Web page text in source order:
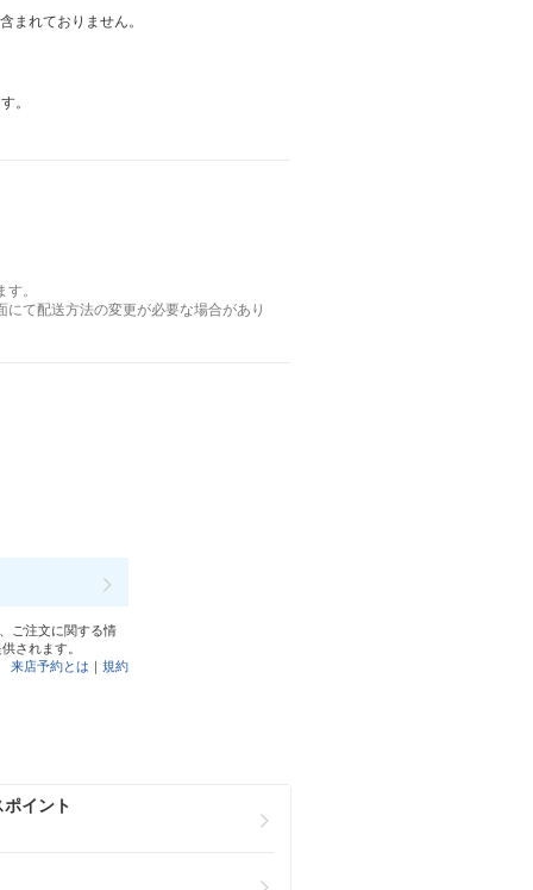
まれておりません。
。
。
て配送方法の変更が必要な場合があり
ご注文に関する情
されます。
来店予約とは ｜規約
イント